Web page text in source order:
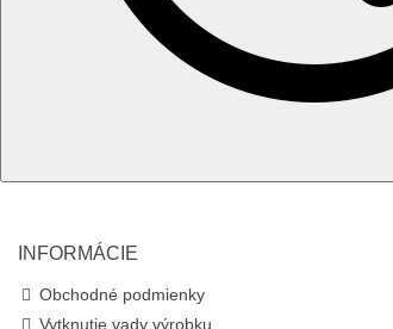
INFORMÁCIE
Obchodné podmienky
Vytknutie vady výrobku